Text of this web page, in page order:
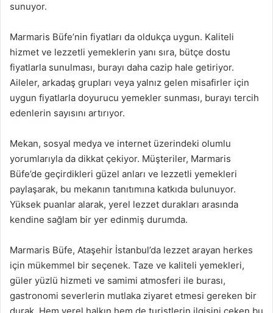
sunuyor.
Marmaris Büfe’nin fiyatları da oldukça uygun. Kaliteli
hizmet ve lezzetli yemeklerin yanı sıra, bütçe dostu
fiyatlarla sunulması, burayı daha cazip hale getiriyor.
Aileler, arkadaş grupları veya yalnız gelen misafirler için
uygun fiyatlarla doyurucu yemekler sunması, burayı tercih
edenlerin sayısını artırıyor.
Mekan, sosyal medya ve internet üzerindeki olumlu
yorumlarıyla da dikkat çekiyor. Müşteriler, Marmaris
Büfe’de geçirdikleri güzel anları ve lezzetli yemekleri
paylaşarak, bu mekanın tanıtımına katkıda bulunuyor.
Yüksek puanlar alarak, yerel lezzet durakları arasında
kendine sağlam bir yer edinmiş durumda.
Marmaris Büfe, Ataşehir İstanbul’da lezzet arayan herkes
için mükemmel bir seçenek. Taze ve kaliteli yemekleri,
güler yüzlü hizmeti ve samimi atmosferi ile burası,
gastronomi severlerin mutlaka ziyaret etmesi gereken bir